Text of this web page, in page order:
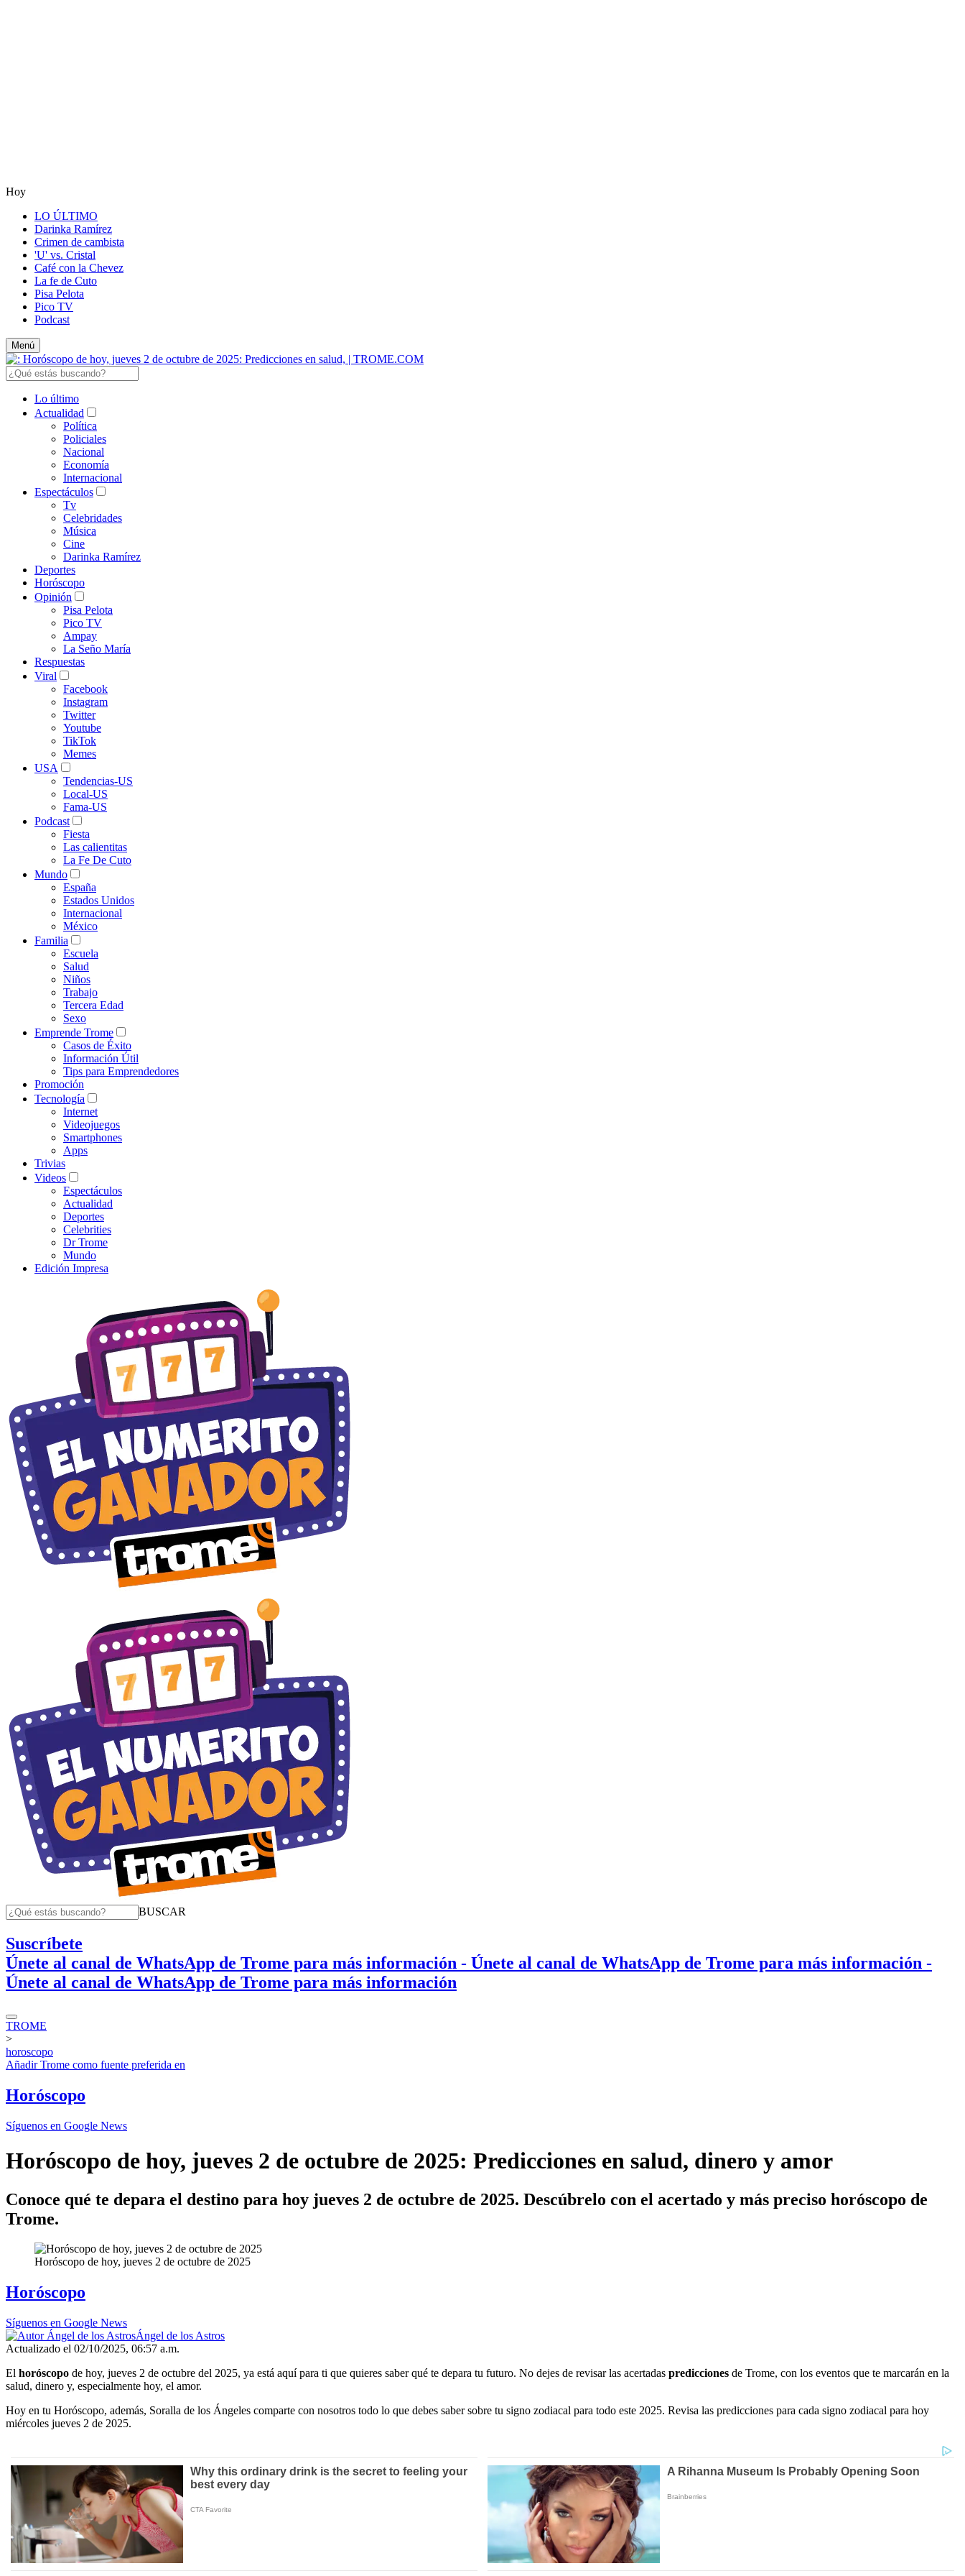
Hoy
LO ÚLTIMO
Darinka Ramírez
Crimen de cambista
'U' vs. Cristal
Café con la Chevez
La fe de Cuto
Pisa Pelota
Pico TV
Podcast
Menú
Lo último
Actualidad
Política
Policiales
Nacional
Economía
Internacional
Espectáculos
Tv
Celebridades
Música
Cine
Darinka Ramírez
Deportes
Horóscopo
Opinión
Pisa Pelota
Pico TV
Ampay
La Seño María
Respuestas
Viral
Facebook
Instagram
Twitter
Youtube
TikTok
Memes
USA
Tendencias-US
Local-US
Fama-US
Podcast
Fiesta
Las calientitas
La Fe De Cuto
Mundo
España
Estados Unidos
Internacional
México
Familia
Escuela
Salud
Niños
Trabajo
Tercera Edad
Sexo
Emprende Trome
Casos de Éxito
Información Útil
Tips para Emprendedores
Promoción
Tecnología
Internet
Videojuegos
Smartphones
Apps
Trivias
Videos
Espectáculos
Actualidad
Deportes
Celebrities
Dr Trome
Mundo
Edición Impresa
BUSCAR
Suscríbete
Únete al canal de WhatsApp de Trome para más información - Únete al canal de WhatsApp de Trome para más información -
Únete al canal de WhatsApp de Trome para más información
TROME
>
horoscopo
AñadirTrome como fuente preferida en
Horóscopo
Síguenos en Google News
Horóscopo de hoy, jueves 2 de octubre de 2025: Predicciones en salud, dinero y amor
Conoce qué te depara el destino para hoy jueves 2 de octubre de 2025. Descúbrelo con el acertado y más preciso horóscopo de
Trome.
Horóscopo de hoy, jueves 2 de octubre de 2025
Horóscopo
Síguenos en Google News
Ángel de los Astros
Actualizado el 02/10/2025, 06:57 a.m.
El horóscopo de hoy, jueves 2 de octubre del 2025, ya está aquí para ti que quieres saber qué te depara tu futuro. No dejes de revisar las acertadas predicciones de Trome, con los eventos que te marcarán en la
salud, dinero y, especialmente hoy, el amor.
Hoy en tu Horóscopo, además, Soralla de los Ángeles comparte con nosotros todo lo que debes saber sobre tu signo zodiacal para todo este 2025. Revisa las predicciones para cada signo zodiacal para hoy
miércoles jueves 2 de 2025.